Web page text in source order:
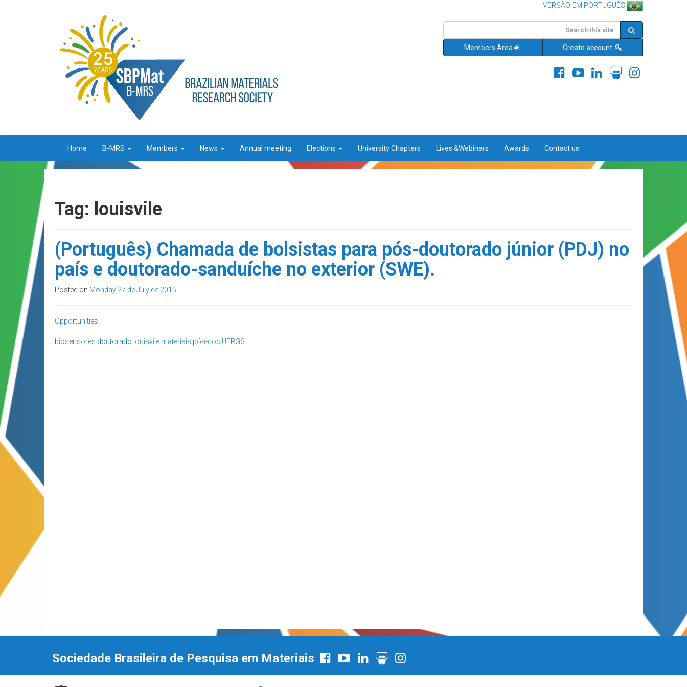
VERSÃO EM PORTUGUÊS
Members Area Create account
Home B-MRS Members News Annual meeting Elections University Chapters Lives &Webinars Awards Contact us
Tag: louisvile
(Português) Chamada de bolsistas para pós-doutorado júnior (PDJ) no
país e doutorado-sanduíche no exterior (SWE).
Posted on Monday 27 de July de 2015
Opportunities
biosensores doutorado louisvile materiais pós-doc UFRGS
Sociedade Brasileira de Pesquisa em Materiais